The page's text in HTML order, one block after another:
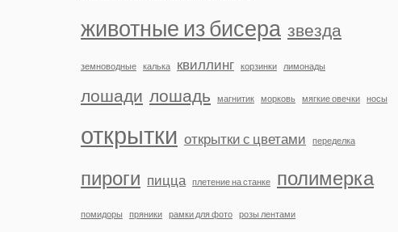
животные из бисера звезда
земноводные калька квиллинг корзинки лимонады
лошади лошадь магнитик морковь мягкие овечки носы
открытки открытки с цветами переделка
пироги пицца плетение на станке полимерка
помидоры пряники рамки для фото розы лентами